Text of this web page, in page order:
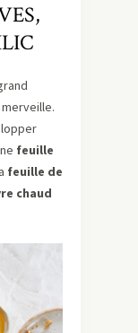
feuille
feuille de
chaud